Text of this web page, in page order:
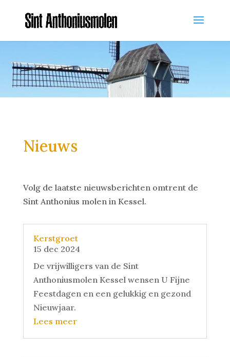
Nieuws
Volg de laatste nieuwsberichten omtrent de
Sint Anthonius molen in Kessel.
Kerstgroet
15 dec 2024
De vrijwilligers van de Sint
Anthoniusmolen Kessel wensen U Fijne
Feestdagen en een gelukkig en gezond
Nieuwjaar.
Lees meer